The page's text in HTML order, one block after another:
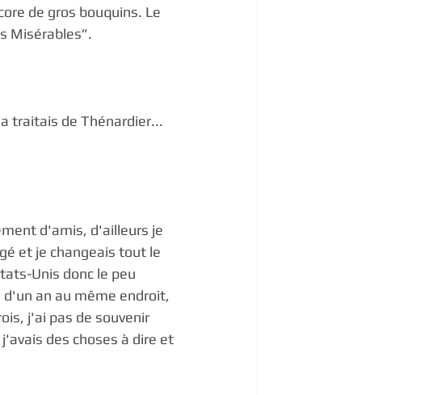
de gros bouquins. Le
Misérables”.
traitais de Thénardier...
d'amis, d'ailleurs je
et je changeais tout le
Unis donc le peu
an au même endroit,
j'ai pas de souvenir
des choses à dire et